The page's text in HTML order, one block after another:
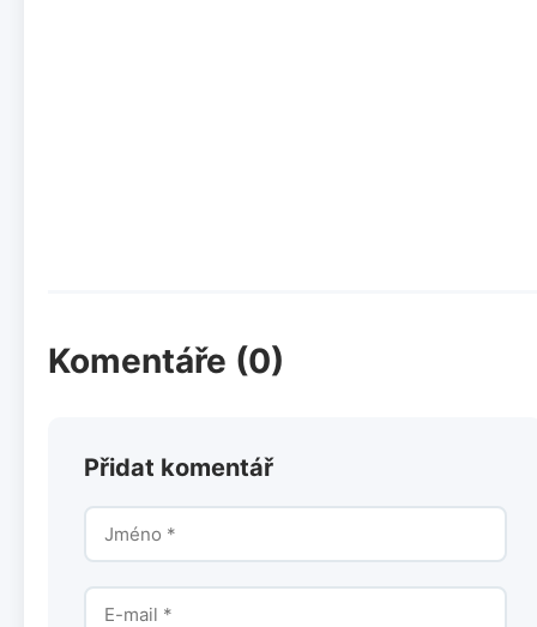
Komentáře (0)
Přidat komentář